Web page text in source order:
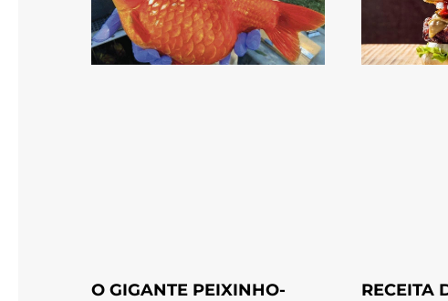
O GIGANTE PEIXINHO-
RECEITA